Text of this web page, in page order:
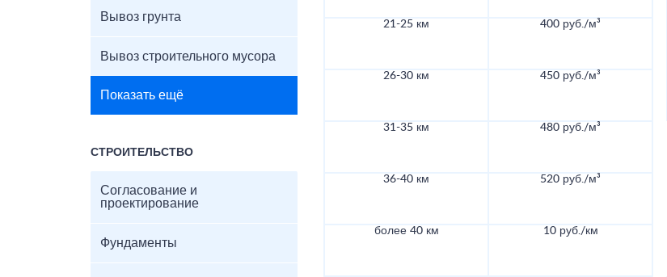
Вывоз грунта
Вывоз строительного мусора
Показать ещё
СТРОИТЕЛЬСТВО
Согласование и
проектирование
Фундаменты
21-25 км 400 руб./м³
26-30 км 450 руб./м³
31-35 км 480 руб./м³
36-40 км 520 руб./м³
более 40 км 10 руб./км